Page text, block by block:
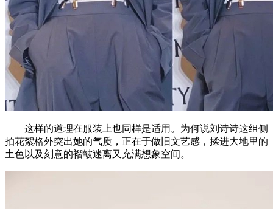
这样的道理在服装上也同样是适用。为何说刘诗诗这组侧
拍花絮格外突出她的气质，正在于做旧文艺感，揉进大地里的
土色以及刻意的褶皱迷离又充满想象空间。